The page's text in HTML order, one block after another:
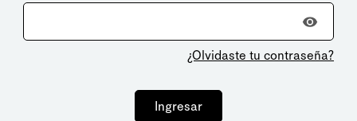
¿Olvidaste tu contraseña?
Ingresar